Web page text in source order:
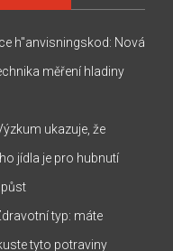
h"anvisningskod: Nová
měření hladiny
ukazuje, že
jídla je pro hubnutí
půst
typ: máte
tyto potraviny